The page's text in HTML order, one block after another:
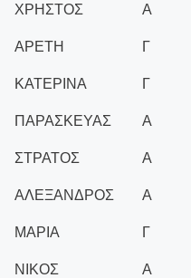
ΧΡΗΣΤΟΣ Α
ΑΡΕΤΗ Γ
ΚΑΤΕΡΙΝΑ Γ
ΠΑΡΑΣΚΕΥΑΣ Α
ΣΤΡΑΤΟΣ Α
ΑΛΕΞΑΝΔΡΟΣ Α
ΜΑΡΙΑ Γ
ΝΙΚΟΣ Α